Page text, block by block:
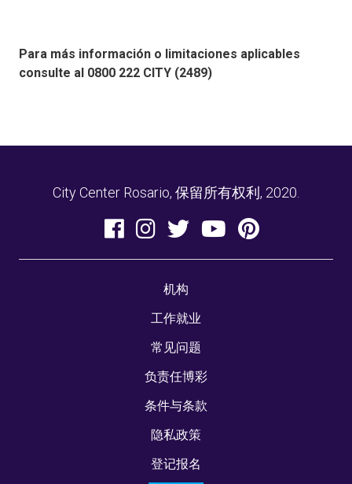
Para más información o limitaciones aplicables
consulte al 0800 222 CITY (2489)
City Center Rosario, 保留所有权利, 2020.
机构
工作就业
常见问题
负责任博彩
条件与条款
隐私政策
登记报名